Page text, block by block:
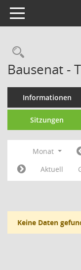
Toggle navigation
Bausenat -
Informationen
Sitzungen
Monat
Aktuell
Keine Daten